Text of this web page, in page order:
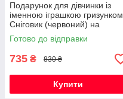
Подарунок для дівчинки із
іменною іграшкою гризунком
Сніговик (червоний) на
Новорічні свята
Готово до відправки
735 ₴ 830 ₴
Купити